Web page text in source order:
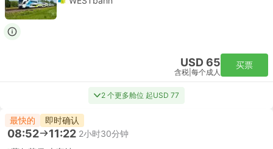
USD 65
含税 每个成人
买票
2 个更多舱位 起USD 77
最快的 即时确认
08:52 11:22 2小时30分钟